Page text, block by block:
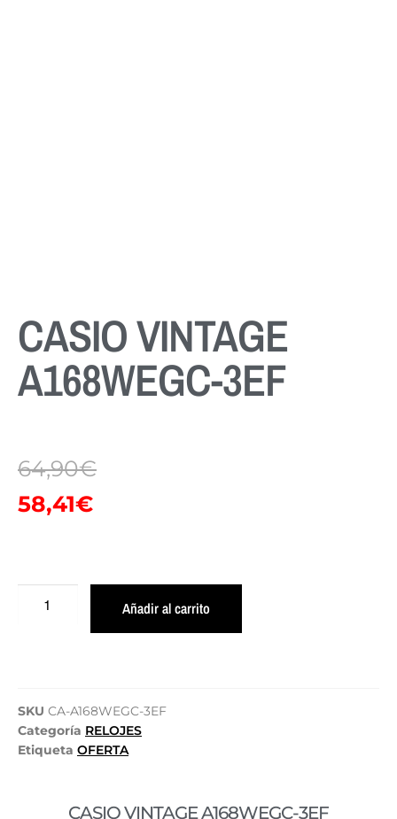
CASIO VINTAGE
A168WEGC-3EF
64,90€
58,41€
Añadir al carrito
SKU CA-A168WEGC-3EF
Categoría RELOJES
Etiqueta OFERTA
CASIO VINTAGE A168WEGC-3EF